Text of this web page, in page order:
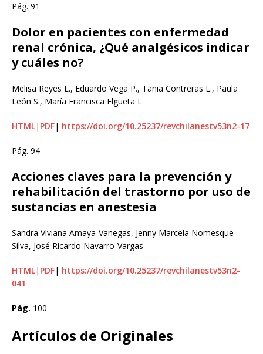
Pág. 91
Dolor en pacientes con enfermedad
renal crónica, ¿Qué analgésicos indicar
y cuáles no?
Melisa Reyes L., Eduardo Vega P., Tania Contreras L., Paula
León S., María Francisca Elgueta L
HTML| PDF| https://doi.org/10.25237/revchilanestv53n2-17
Pág. 94
Acciones claves para la prevención y
rehabilitación del trastorno por uso de
sustancias en anestesia
Sandra Viviana Amaya-Vanegas, Jenny Marcela Nomesque-
Silva, José Ricardo Navarro-Vargas
HTML| PDF| https://doi.org/10.25237/revchilanestv53n2-
041
Pág. 100
Artículos de Originales